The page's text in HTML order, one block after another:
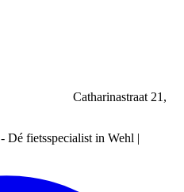
Catharinastraat 21,
Dé fietsspecialist in Wehl |